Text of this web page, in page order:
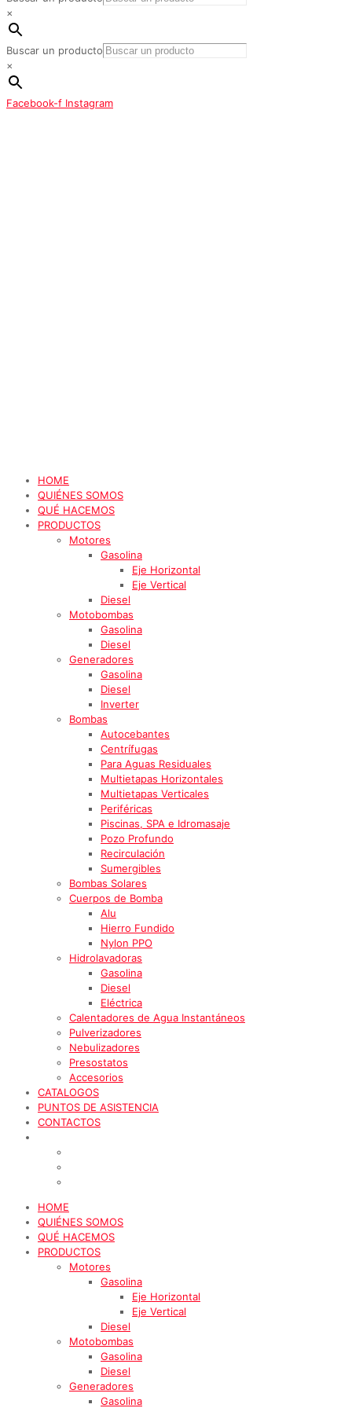
×
Buscar un producto
×
Facebook-f Instagram
HOME
QUIÉNES SOMOS
QUÉ HACEMOS
PRODUCTOS
Motores
Gasolina
Eje Horizontal
Eje Vertical
Diesel
Motobombas
Gasolina
Diesel
Generadores
Gasolina
Diesel
Inverter
Bombas
Autocebantes
Centrífugas
Para Aguas Residuales
Multietapas Horizontales
Multietapas Verticales
Periféricas
Piscinas, SPA e Idromasaje
Pozo Profundo
Recirculación
Sumergibles
Bombas Solares
Cuerpos de Bomba
Alu
Hierro Fundido
Nylon PPO
Hidrolavadoras
Gasolina
Diesel
Eléctrica
Calentadores de Agua Instantáneos
Pulverizadores
Nebulizadores
Presostatos
Accesorios
CATALOGOS
PUNTOS DE ASISTENCIA
CONTACTOS
HOME
QUIÉNES SOMOS
QUÉ HACEMOS
PRODUCTOS
Motores
Gasolina
Eje Horizontal
Eje Vertical
Diesel
Motobombas
Gasolina
Diesel
Generadores
Gasolina